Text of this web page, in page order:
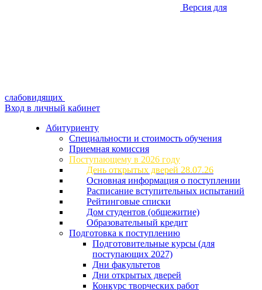
Версия для
слабовидящих
Вход в личный кабинет
Абитуриенту
Специальности и стоимость обучения
Приемная комиссия
Поступающему в 2026 году
День открытых дверей 28.07.26
Основная информация о поступлении
Расписание вступительных испытаний
Рейтинговые списки
Дом студентов (общежитие)
Образовательный кредит
Подготовка к поступлению
Подготовительные курсы (для
поступающих 2027)
Дни факультетов
Дни открытых дверей
Конкурс творческих работ